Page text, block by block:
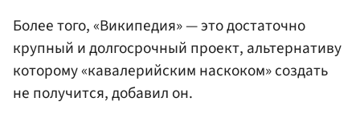
Более того, «Википедия» — это достаточно
крупный и долгосрочный проект, альтернативу
которому «кавалерийским наскоком» создать
не получится, добавил он.